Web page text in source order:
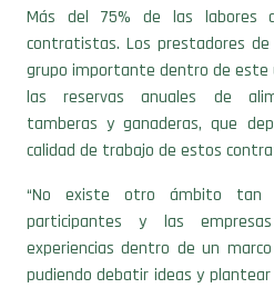
Más del 75% de las labores
contratistas. Los prestadores
grupo importante dentro de este
las reservas anuales de
tamberas y ganaderas, que
calidad de trabajo de estos
“No existe otro ámbito tan
participantes y las
experiencias dentro de un
pudiendo debatir ideas y